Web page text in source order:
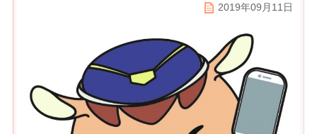
2019年09月11日